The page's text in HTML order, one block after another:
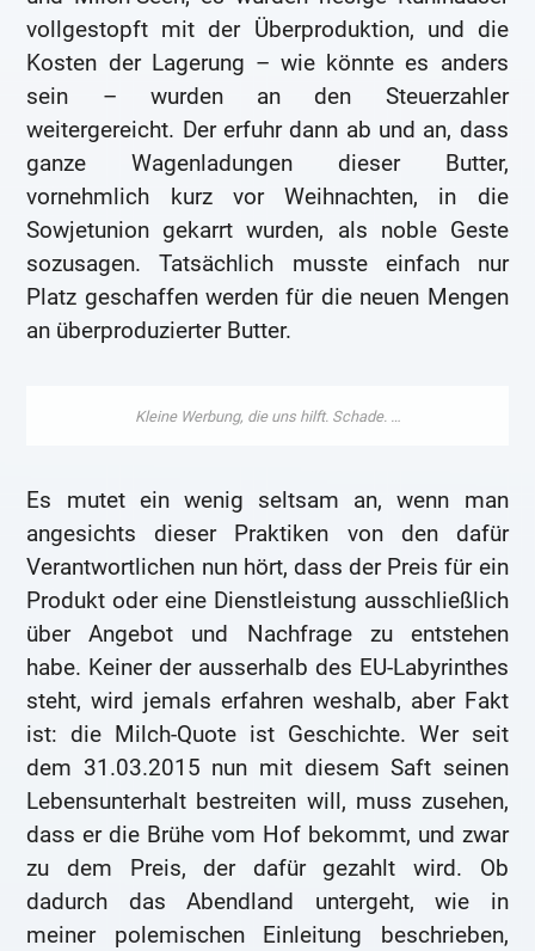
vollgestopft mit der Überproduktion, und die
Kosten der Lagerung – wie könnte es anders
sein – wurden an den Steuerzahler
weitergereicht. Der erfuhr dann ab und an, dass
ganze Wagenladungen dieser Butter,
vornehmlich kurz vor Weihnachten, in die
Sowjetunion gekarrt wurden, als noble Geste
sozusagen. Tatsächlich musste einfach nur
Platz geschaffen werden für die neuen Mengen
an überproduzierter Butter.
Es mutet ein wenig seltsam an, wenn man
angesichts dieser Praktiken von den dafür
Verantwortlichen nun hört, dass der Preis für ein
Produkt oder eine Dienstleistung ausschließlich
über Angebot und Nachfrage zu entstehen
habe. Keiner der ausserhalb des EU-Labyrinthes
steht, wird jemals erfahren weshalb, aber Fakt
ist: die Milch-Quote ist Geschichte. Wer seit
dem 31.03.2015 nun mit diesem Saft seinen
Lebensunterhalt bestreiten will, muss zusehen,
dass er die Brühe vom Hof bekommt, und zwar
zu dem Preis, der dafür gezahlt wird. Ob
dadurch das Abendland untergeht, wie in
meiner polemischen Einleitung beschrieben,